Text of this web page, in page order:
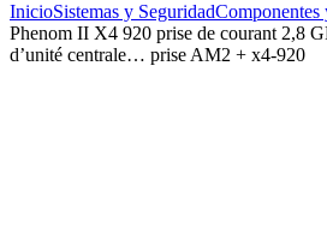
InicioSistemas y SeguridadComponentes
Phenom II X4 920 prise de courant 2,8
d’unité centrale… prise AM2 + x4-920